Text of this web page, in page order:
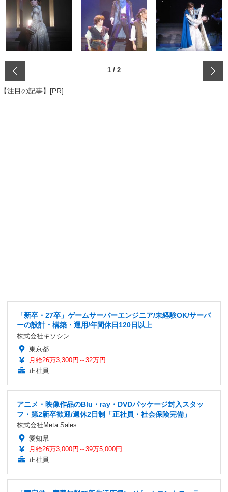
1 / 2
【注目の記事】[PR]
「新卒・27卒」ゲームサーバーエンジニア/未経験OK/サーバ
ーの設計・構築・運用/年間休日120日以上
株式会社キソシン
東京都
月給26万3,300円～32万円
正社員
アニメ・映像作品のBlu・ray・DVDパッケージ封入スタッ
フ・第2新卒歓迎/週休2日制「正社員・社会保険完備」
株式会社Meta Sales
愛知県
月給26万3,000円～39万5,000円
正社員